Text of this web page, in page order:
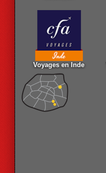
Voyages en Inde